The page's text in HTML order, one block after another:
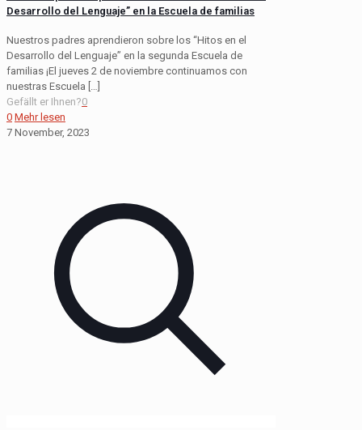
Desarrollo del Lenguaje” en la Escuela de familias
Nuestros padres aprendieron sobre los “Hitos en el
Desarrollo del Lenguaje” en la segunda Escuela de
familias ¡El jueves 2 de noviembre continuamos con
nuestras Escuela
Gefällt er Ihnen?0
0 Mehr lesen
7 November, 2023